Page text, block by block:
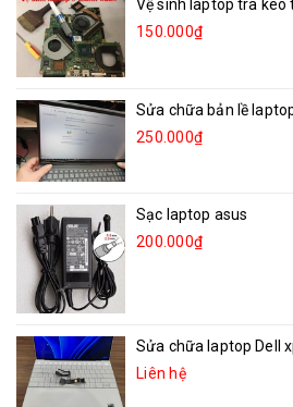
Vệ sinh laptop tra keo
150.000₫
Sửa chữa bản lề
250.000₫
Sạc laptop asus
200.000₫
Sửa chữa laptop Dell
Liên hệ